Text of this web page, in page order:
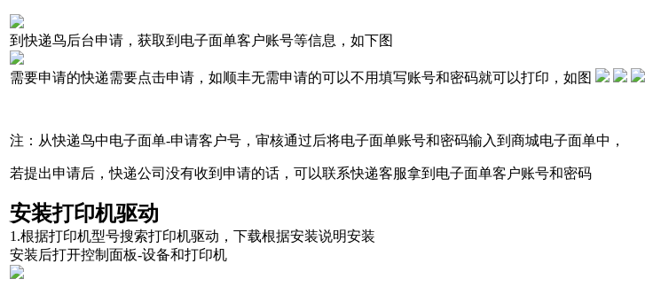
到快递鸟后台申请，获取到电子面单客户账号等信息，如下图
需要申请的快递需要点击申请，如顺丰无需申请的可以不用填写账号和密码就可以打印，如图
注：从快递鸟中电子面单-申请客户号，审核通过后将电子面单账号和密码输入到商城电子面单中，
若提出申请后，快递公司没有收到申请的话，可以联系快递客服拿到电子面单客户账号和密码
安装打印机驱动
1.根据打印机型号搜索打印机驱动，下载根据安装说明安装
安装后打开控制面板-设备和打印机